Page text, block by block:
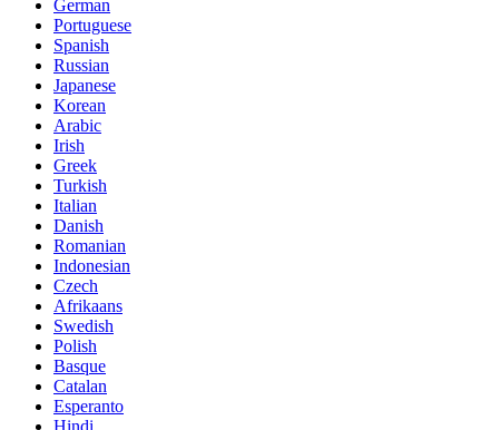
German
Portuguese
Spanish
Russian
Japanese
Korean
Arabic
Irish
Greek
Turkish
Italian
Danish
Romanian
Indonesian
Czech
Afrikaans
Swedish
Polish
Basque
Catalan
Esperanto
Hindi